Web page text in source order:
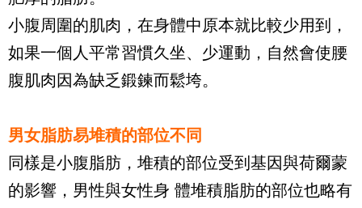
小腹周圍的肌肉，在身體中原本就比較少用到，
如果一個人平常習慣久坐、少運動，自然會使腰
腹肌肉因為缺乏鍛鍊而鬆垮。
男女脂肪易堆積的部位不同
同樣是小腹脂肪，堆積的部位受到基因與荷爾蒙
的影響，男性與女性身 體堆積脂肪的部位也略有